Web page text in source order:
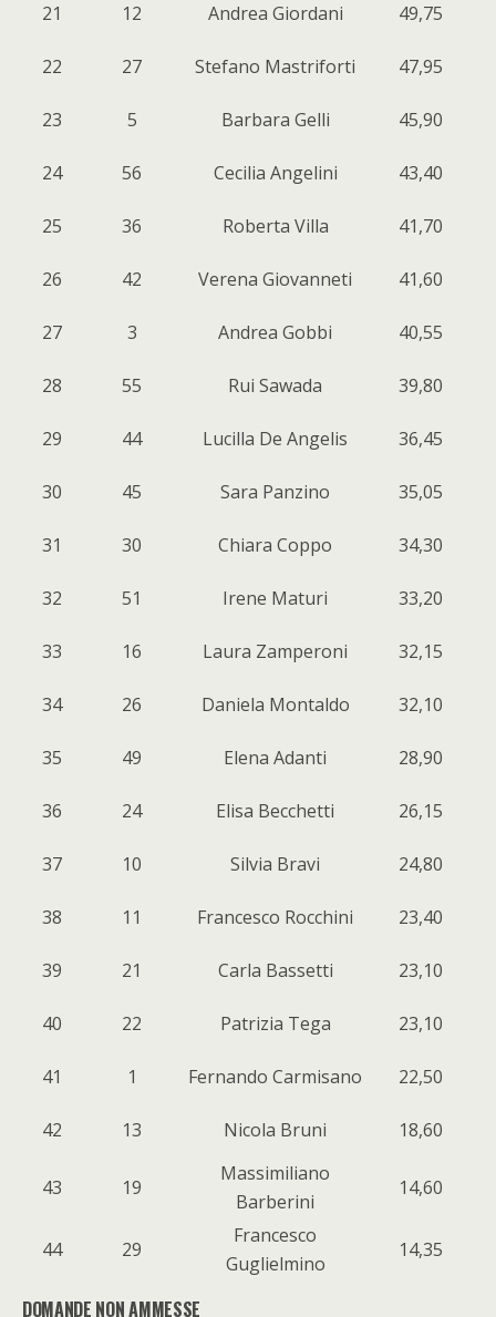
21 12 Andrea Giordani 49,75
22 27 Stefano Mastriforti 47,95
23 5 Barbara Gelli 45,90
24 56 Cecilia Angelini 43,40
25 36 Roberta Villa 41,70
26 42 Verena Giovanneti 41,60
27 3 Andrea Gobbi 40,55
28 55 Rui Sawada 39,80
29 44 Lucilla De Angelis 36,45
30 45 Sara Panzino 35,05
31 30 Chiara Coppo 34,30
32 51 Irene Maturi 33,20
33 16 Laura Zamperoni 32,15
34 26 Daniela Montaldo 32,10
35 49 Elena Adanti 28,90
36 24 Elisa Becchetti 26,15
37 10 Silvia Bravi 24,80
38 11 Francesco Rocchini 23,40
39 21 Carla Bassetti 23,10
40 22 Patrizia Tega 23,10
41 1 Fernando Carmisano 22,50
42 13 Nicola Bruni 18,60
43 19
Massimiliano
Barberini
14,60
44 29
Francesco
Guglielmino
14,35
DOMANDE NON AMMESSE